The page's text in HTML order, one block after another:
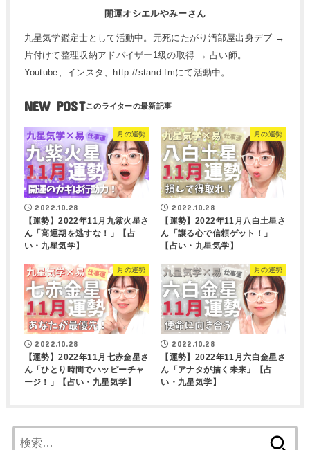
開運オシエルやみーさん
九星気学鑑定士として活動中。元死にたがり汚部屋出身デブ →
片付けて整理収納アドバイザー1級の取得 → 占い師。
Youtube、インスタ、http://stand.fmにて活動中。
NEW POST
月の運勢
2022.10.28
【運勢】2022年11月九紫火星さ
ん「高運期を逃すな！」【占
い・九星気学】
月の運勢
2022.10.28
【運勢】2022年11月八白土星さ
ん「譲る心で信頼ゲット！」
【占い・九星気学】
月の運勢
2022.10.28
【運勢】2022年11月七赤金星さ
ん「ひとり時間でハッピーチャ
ージ！」【占い・九星気学】
月の運勢
2022.10.28
【運勢】2022年11月六白金星さ
ん「アナタが描く未来」【占
い・九星気学】